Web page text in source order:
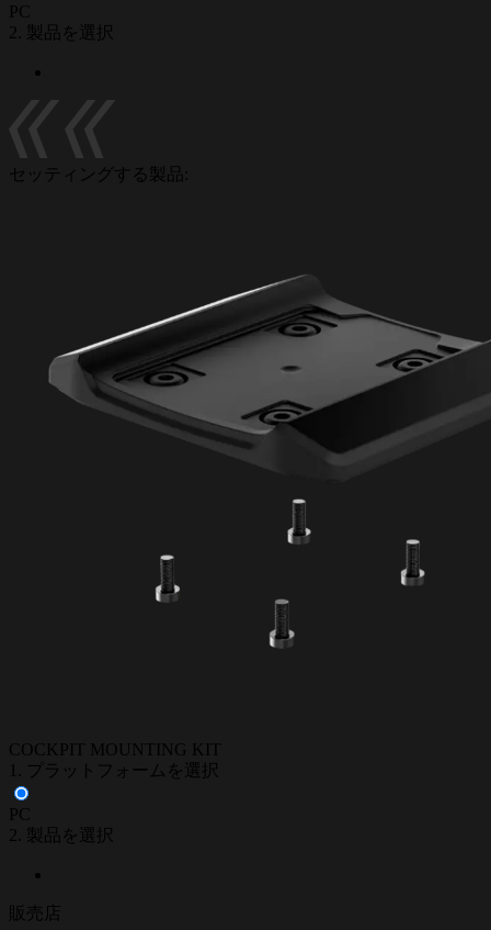
PC
2. 製品を選択
セッティングする製品:
COCKPIT MOUNTING KIT
1. プラットフォームを選択
PC
2. 製品を選択
販売店